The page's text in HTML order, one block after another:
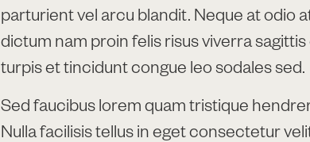
parturient vel arcu blandit. Neque at odio
dictum nam proin felis risus viverra
turpis et tincidunt congue leo sodales sed.
Sed faucibus lorem quam tristique
Nulla facilisis tellus in eget consectetur